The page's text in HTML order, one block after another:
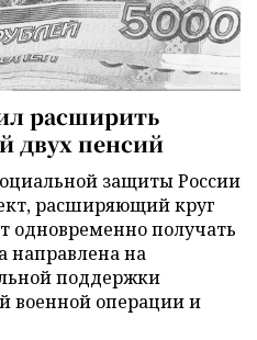
расширить
двух пенсий
защиты России
расширяющий круг
одновременно получать
направлена на
поддержки
военной операции и